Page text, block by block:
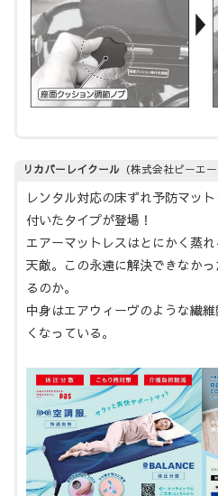
リカバーレイクール （株式会社ピーエー
レンタル対応の床ずれ予防マッ
付いたタイプが登場！
エアーマットレスはとにかく蒸
天敵。この永遠に解決できなか
るのか。
中身はエアウィーヴのような繊
くなっている。